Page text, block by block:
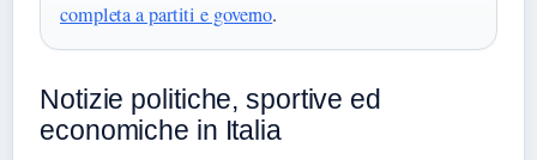
completa a partiti e governo.
Notizie politiche, sportive ed
economiche in Italia